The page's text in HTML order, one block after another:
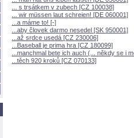
... s trsátkem v zubech [CZ 100038]
... wir müssen laut schreien! [DE 060001]
...a máme to! [-]
...aby človek darmo nesedel [SK 950001]
...až srdce usedá [CZ 230006]
...Baseball je prima hra [CZ 180099]
...manchmal bete ich auch (... někdy se i
...těch 920 kroků [CZ 070133]